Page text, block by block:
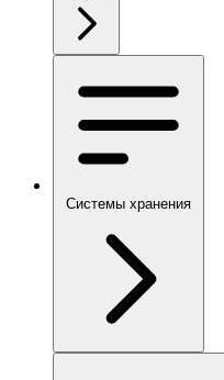
Системы хранения